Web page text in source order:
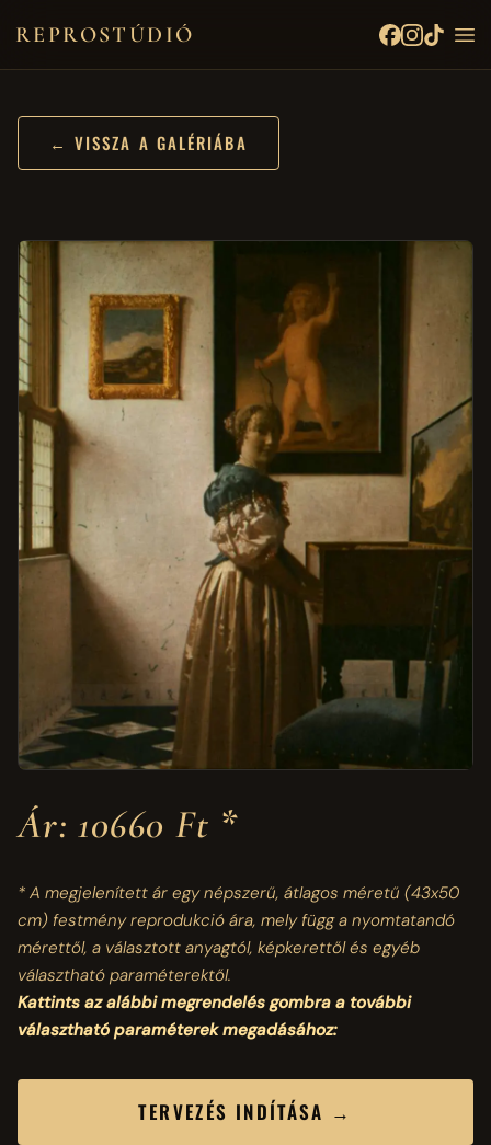
REPROSTÚDIÓ
← VISSZA A GALÉRIÁBA
Ár: 10660 Ft *
* A megjelenített ár egy népszerű, átlagos méretű (43x50
cm)festmény reprodukció ára, mely függ a nyomtatandó
mérettől, a választott anyagtól, képkerettől és egyéb
választható paraméterektől.
Kattints az alábbi megrendelés gombra a további
választható paraméterek megadásához:
TERVEZÉS INDÍTÁSA →